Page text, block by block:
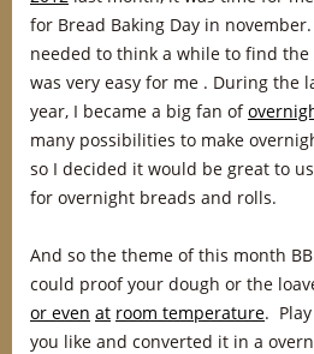
for Bread Baking Day in
needed to think a while to find
was very easy for me . During the
year, I became a big fan of
many possibilities to make
so I decided it would be great to
for overnight breads and rolls.
And so the theme of this month
could proof your dough or the
or even at room temperature.
you like and converted it in a